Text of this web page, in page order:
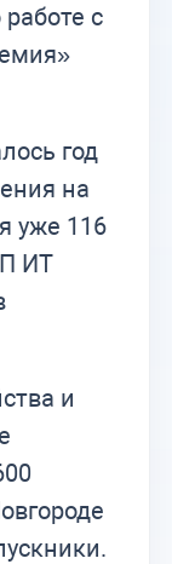
с
год
на
уже 116
ИТ
и